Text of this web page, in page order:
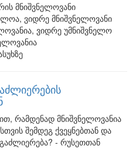
მნიშვნელოვანი
ვიდრე მნიშვნელოვანი
ვიდრე უმნიშვნელო
რამდენად მნიშვნელოვანია
შემდეგ ქვეყნებთან და
- რუსეთთან